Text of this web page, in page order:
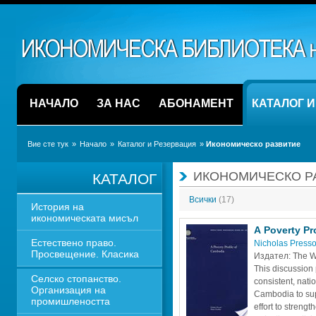
НАЧАЛО ЗА НАС АБОНАМЕНТ КАТАЛОГ
Вие сте тук » Начало » Каталог и Резервация » Икономическо развитие
КАТАЛОГ
История на
икономическата мисъл
Естествено право.
Просвещение. Класика
Селско стопанство.
Организация на
промишлеността
ИКОНОМИЧЕСКО
Всички (17)
A Poverty
Nicholas
Издател: Тhe
This discussion
consistent,
Cambodia to
effort to